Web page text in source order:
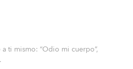
ti mismo: “Odio mi cuerpo”,